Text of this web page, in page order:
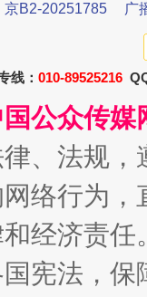
从幼
京B2-20251785
广
线： 010-89525216
公众传
、法规
络行为
经济责
宪法，